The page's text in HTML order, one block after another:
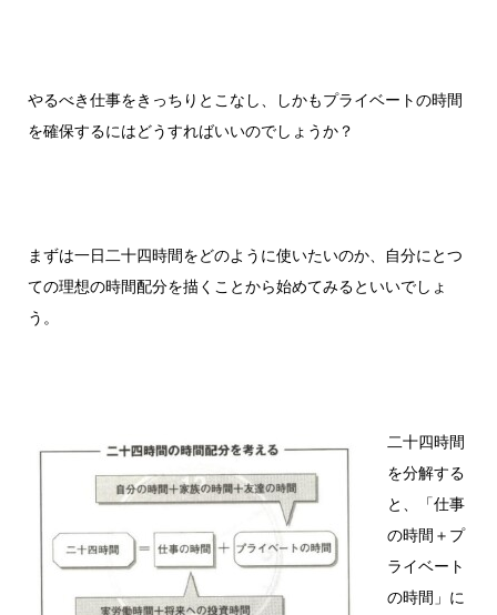
やるべき仕事をきっちりとこなし、しかもプライベートの時間
を確保するにはどうすればいいのでしょうか？
まずは一日二十四時間をどのように使いたいのか、自分にとつ
ての理想の時間配分を描くことから始めてみるといいでしょ
う。
二十四時間
を分解する
と、「仕事
の時間＋プ
ライベート
の時間」に